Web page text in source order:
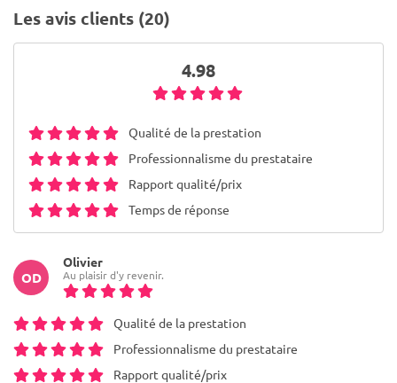
Les avis clients (20)
4.98
Qualité de la prestation
Professionnalisme du prestataire
Rapport qualité/prix
Temps de réponse
OD
Olivier
Au plaisir d'y revenir.
Qualité de la prestation
Professionnalisme du prestataire
Rapport qualité/prix